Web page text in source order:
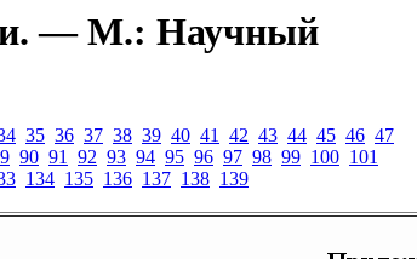
— М.: Научный
35 36 37 38 39 40 41 42 43 44 45 46 47
90 91 92 93 94 95 96 97 98 99 100 101
134 135 136 137 138 139